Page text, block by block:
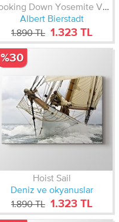
Looking Down Yosemite Valley California 1865
Albert Bierstadt
1.890 TL 1.323 TL
Hoist Sail
Deniz ve okyanuslar
1.890 TL 1.323 TL
%30